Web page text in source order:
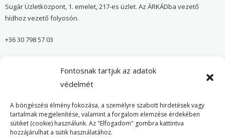
Fontosnak tartjuk az adatok
védelmét
A böngészési élmény fokozása, a személyre szabott hirdetések vagy
tartalmak megjelenítése, valamint a forgalom elemzése érdekében
sütiket (cookie) használunk. Az "Elfogadom" gombra kattintva
hozzájárulhat a sütik használatához.
Sugár Üzletközpont, 1. emelet, 217-es üzlet. Az ÁRKÁDba vezető
hídhoz vezető folyosón.
+36 30 798 57 03
Önvédelmi Bolt – Főoldal